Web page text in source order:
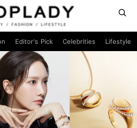
Editor's Pick Celebrities Lifestyle